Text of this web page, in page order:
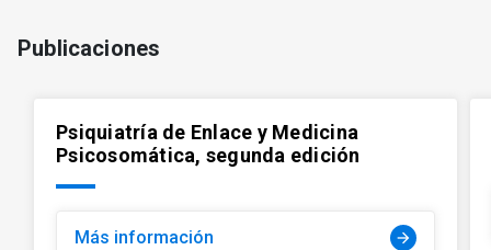
Publicaciones
Psiquiatría de Enlace y Medicina
Psicosomática, segunda edición
Más información arrow_forward